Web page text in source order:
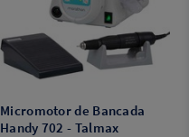
Micromotor de Bancada
Handy 702 - Talmax